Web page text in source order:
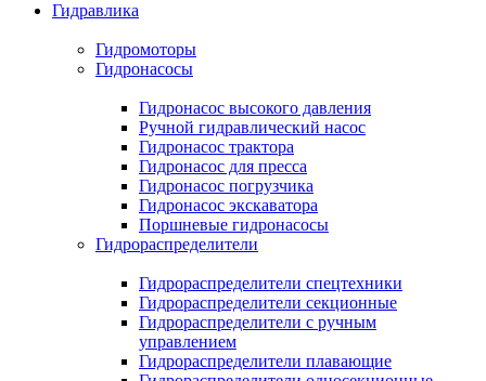
Гидравлика
Гидромоторы
Гидронасосы
Гидронасос высокого давления
Ручной гидравлический насос
Гидронасос трактора
Гидронасос для пресса
Гидронасос погрузчика
Гидронасос экскаватора
Поршневые гидронасосы
Гидрораспределители
Гидрораспределители спецтехники
Гидрораспределители секционные
Гидрораспределители с ручным
управлением
Гидрораспределители плавающие